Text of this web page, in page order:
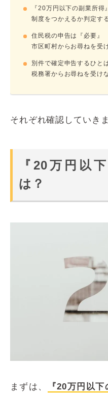
『20万円以下の副業所得
制度をつかえるか判定す
住民税の申告は『必要』
市区町村からお尋ねを受
別件で確定申告するひと
税務署からお尋ねを受け
それぞれ確認していき
『20万円以
は？
まずは、
『20万円以